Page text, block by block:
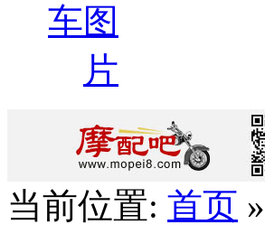
车图
片
当前位置: 首页 »